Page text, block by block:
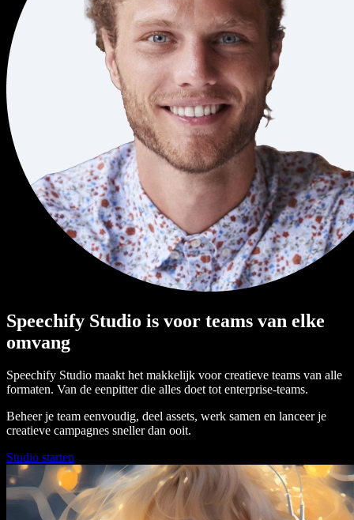
Speechify Studio is voor teams van elke
omvang
Speechify Studio maakt het makkelijk voor creatieve teams van alle
formaten. Van de eenpitter die alles doet tot enterprise-teams.
Beheer je team eenvoudig, deel assets, werk samen en lanceer je
creatieve campagnes sneller dan ooit.
Studio starten